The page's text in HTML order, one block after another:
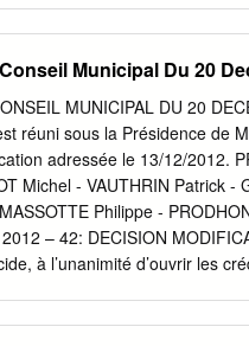
la faune sauvage. (3 pages)
/DDPPdu 10 juillet
de 3 foyers de loque
des Territoires de la Côte
une manifestation nautique
sur le territoire de la
« Les Rendez-vous du quai
Municipal Du 20
MUNICIPAL DU 20
réuni sous la Présidence de
adressée le 13/12/2012.
Michel - VAUTHRIN Patrick -
Philippe -
– 42: DECISION
à l’unanimité d’ouvrir les